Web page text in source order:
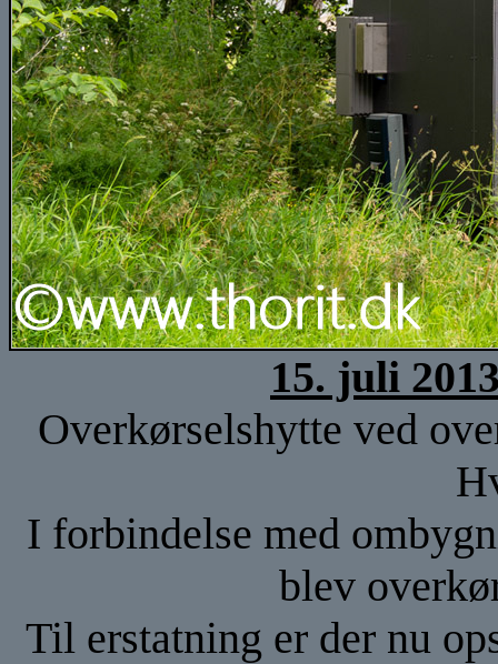
15. juli
Overkørselshytte ved
I forbindelse med
blev
Til erstatning er der nu